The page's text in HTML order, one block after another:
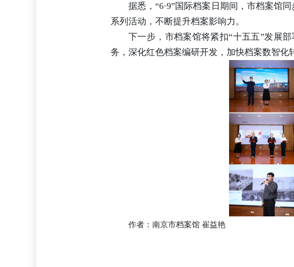
据悉，“6·9”国际档案日期间，市档案馆
系列活动，不断提升档案影响力。
下一步，市档案馆将紧扣“十五五”发展
务，深化红色档案编研开发，加快档案数智化
作者：南京市档案馆 崔益艳